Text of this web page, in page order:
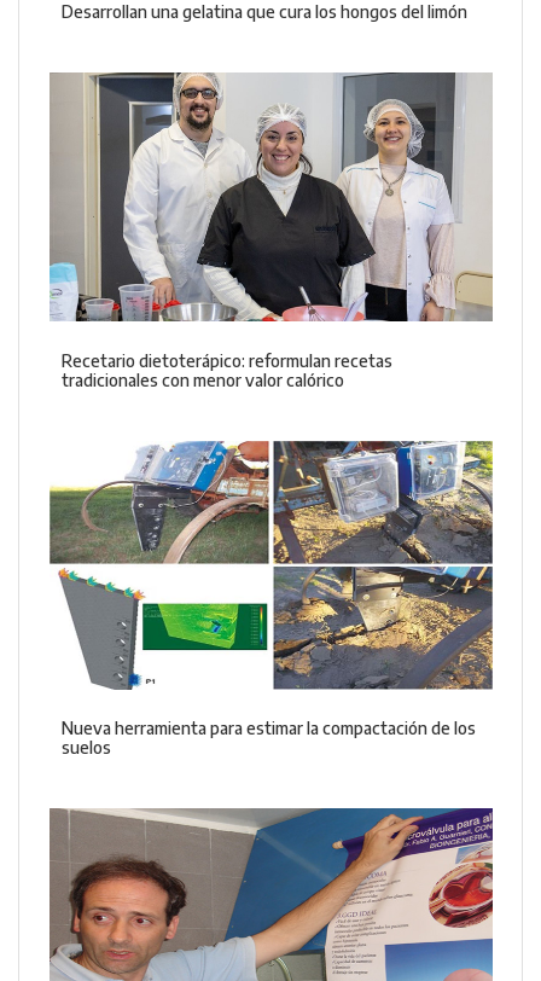
Desarrollan una gelatina que cura los hongos del limón
Recetario dietoterápico: reformulan recetas
tradicionales con menor valor calórico
Nueva herramienta para estimar la compactación de los
suelos